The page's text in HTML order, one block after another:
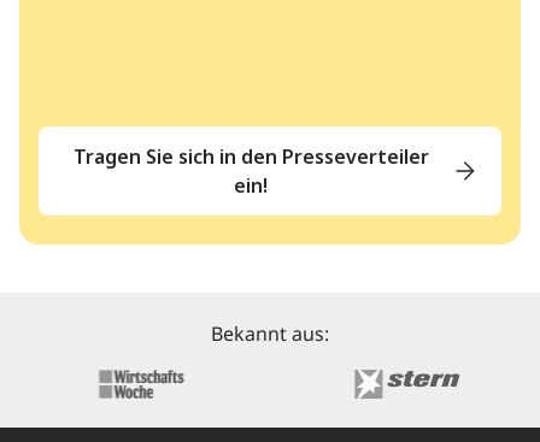
Tragen Sie sich in den Presseverteiler
ein!
Bekannt aus: